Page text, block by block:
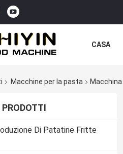
CASA
Macchine per la pasta
Di Patatine Fritte